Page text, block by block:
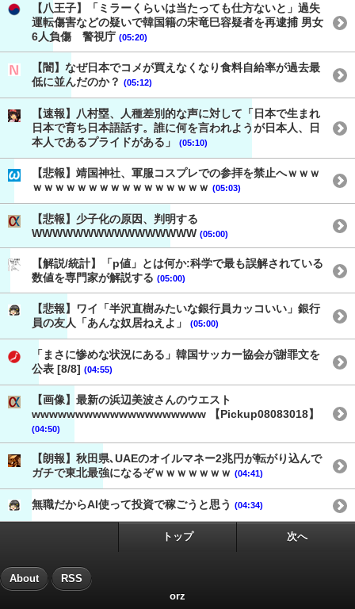
【八王子】「ミラーくらいは当たっても仕方ないと」過失
運転傷害などの疑いで韓国籍の宋竜巳容疑者を再逮捕 男女
6人負傷 警視庁 (05:20)
【闇】なぜ日本でコメが買えなくなり食料自給率が過去最
低に並んだのか？ (05:12)
【速報】八村塁、人種差別的な声に対して「日本で生まれ
日本で育ち日本語話す。誰に何を言われようが日本人、日
本人であるプライドがある」
(05:10)
【悲報】靖国神社、軍服コスプレでの参拝を禁止へｗｗｗ
ｗｗｗｗｗｗｗｗｗｗｗｗｗｗｗｗ (05:03)
【悲報】少子化の原因、判明する
WWWWWWWWWWWWWWWW (05:00)
【解説/統計】「p値」とは何か:科学で最も誤解されている
数値を専門家が解説する (05:00)
【悲報】ワイ「半沢直樹みたいな銀行員カッコいい」銀行
員の友人「あんな奴居ねえよ」
(05:00)
「まさに惨めな状況にある」韓国サッカー協会が謝罪文を
公表 [8/8] (04:55)
【画像】最新の浜辺美波さんのウエスト
wwwwwwwwwwwwwwwwwwww 【Pickup08083018】
(04:50)
【朗報】秋田県､UAEのオイルマネー2兆円が転がり込んで
ガチで東北最強になるぞｗｗｗｗｗｗｗ (04:41)
無職だからAI使って投資で稼ごうと思う (04:34)
トップ 次へ
About RSS
orz